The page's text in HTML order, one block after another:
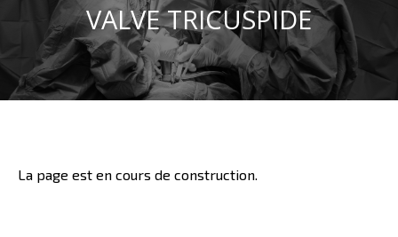
VALVE TRICUSPIDE
La page est en cours de construction.